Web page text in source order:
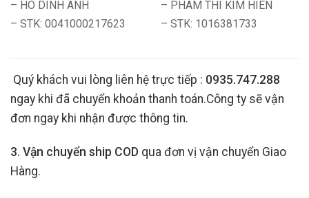
– HO DINH ANH
– STK: 0041000217623
– PHAM THI KIM HIEN
– STK: 1016381733
Quý khách vui lòng liên hệ trực tiếp : 0935.747.288
ngay khi đã chuyển khoản thanh toán.Công ty sẽ vận
đơn ngay khi nhận được thông tin.
3. Vận chuyển ship COD qua đơn vị vận chuyển Giao
Hàng.